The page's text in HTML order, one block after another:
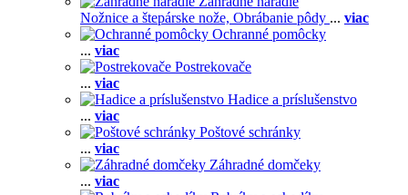
Nožnice a štepárske nože, Obrábanie pôdy ... viac
Ochranné pomôcky
... viac
Postrekovače
... viac
Hadice a príslušenstvo
... viac
Poštové schránky
... viac
Záhradné domčeky
... viac